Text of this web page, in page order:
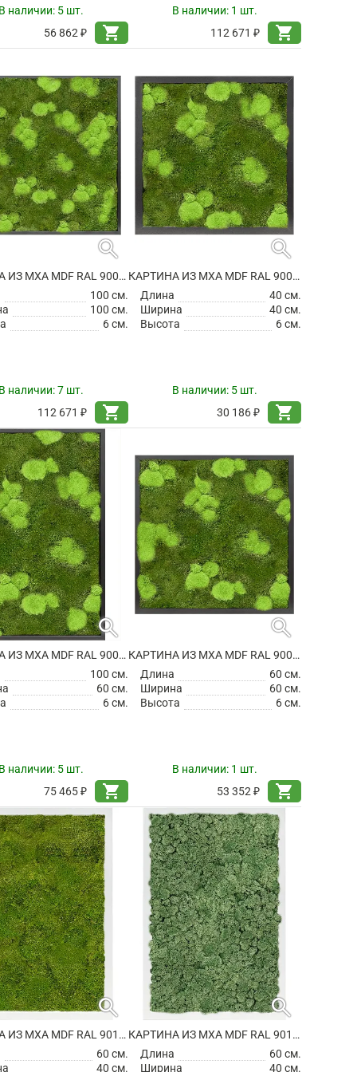
наличии: 5 шт.
56 862 ₽
shopping_cart
В наличии: 1 шт.
112 671 ₽
shopping_cart
search
КАРТИНА ИЗ МХА MDF RAL 9005 SATIN GLOSS 30% BALL- AND 70% FLAT MOSS
100 см.
100 см.
6 см.
наличии:7 шт.
112 671 ₽
shopping_cart
search
КАРТИНА ИЗ МХА MDF RAL 9005 SATIN GLOSS 30% BALL- AND 70% FLAT MOSS
Длина
40 см.
Ширина
40 см.
Высота
6 см.
В наличии: 5 шт.
30 186 ₽
shopping_cart
search
КАРТИНА ИЗ МХА MDF RAL 9005 SATIN GLOSS 30% BALL- AND 70% FLAT MOSS
100 см.
60 см.
6 см.
наличии: 5 шт.
75 465 ₽
shopping_cart
search
КАРТИНА ИЗ МХА MDF RAL 9005 SATIN GLOSS 30% BALL- AND 70% FLAT MOSS
Длина
60 см.
Ширина
60 см.
Высота
6 см.
В наличии: 1 шт.
53 352 ₽
shopping_cart
search
КАРТИНА ИЗ МХА MDF RAL 9010 SATIN GLOSS 100% FLAT MOSS
60 см.
40 см.
search
КАРТИНА ИЗ МХА MDF RAL 9010 SATIN GLOSS 100% REINDEER MOSS (MOSS GREEN)
Длина
60 см.
Ширина
40 см.